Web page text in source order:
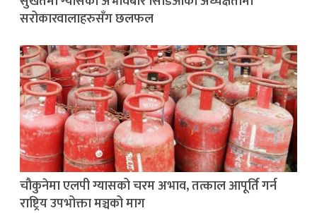
सरोकारवालाहरुसँग छलफल
चौकुनेमा एलपी ग्यासको चरम अभाव, तत्काल आपूर्ति गर्न
राष्ट्रिय उपभोक्ता मञ्चको माग